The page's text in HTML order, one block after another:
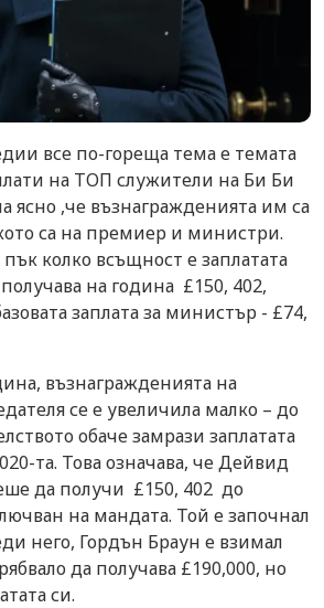
все по-гореща тема е темата
на ТОП служители на Би Би
ясно ,че възнагражденията им са
са на премиер и министри.
колко всъщност е заплатата
на година £150, 402,
заплата за министър - £74,
възнагражденията на
се е увеличила малко – до
обаче замрази заплатата
та. Това означава, че Дейвид
да получи £150, 402 до
на мандата. Той е започнал
него, Гордън Браун е взимал
да получава £190,000, но
си.